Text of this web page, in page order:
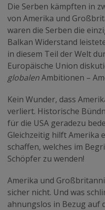
Die Serben kämpften in
von Amerika und
waren die Serben die
Balkan Widerstand
in diesem Teil der Welt
Europäische Union
globalenAmbitionen –
Kein Wunder, dass
verliert. Historische
für die USA geradezu
Gleichzeitig hilft Amerika
schaffen, welches im
Schöpfer zu wenden!
Amerika und
sicher nicht. Und was
ahnungslos in Bezug auf